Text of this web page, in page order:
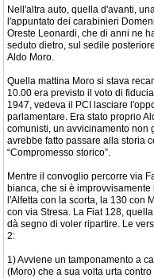
Nell'altra auto, quella d'avanti,
l'appuntato dei carabinieri
Oreste Leonardi, che di anni ne
seduto dietro, sul sedile
Aldo Moro.
Quella mattina Moro si stava
10.00 era previsto il voto di
1947, vedeva il PCI lasciare
parlamentare. Era stato proprio
comunisti, un avvicinamento non
avrebbe fatto passare alla storia
“Compromesso storico”.
Mentre il convoglio percorre via
bianca, che si è
l'Alfetta con la scorta, la 130 con
con via Stresa. La Fiat 128,
dà segno di voler ripartire. Le
2:
1) Avviene un tamponamento a
(Moro) che a sua volta urta